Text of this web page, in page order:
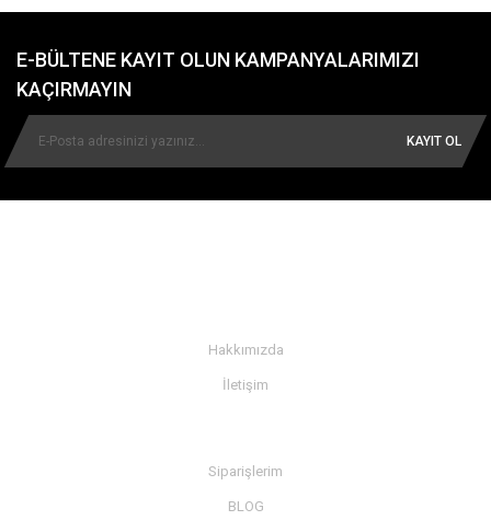
E-BÜLTENE KAYIT OLUN KAMPANYALARIMIZI
KAÇIRMAYIN
KAYIT OL
Hakkımızda
İletişim
Siparişlerim
BLOG